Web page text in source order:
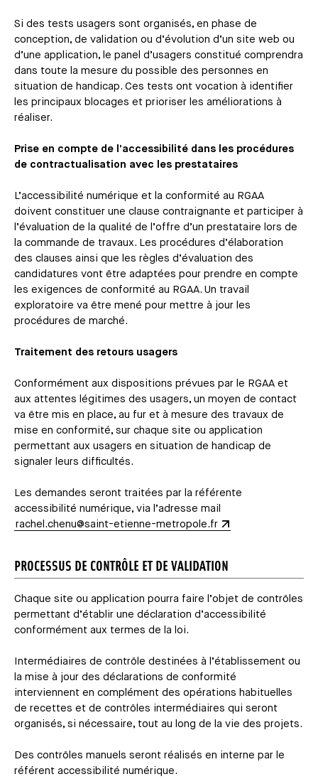
Si des tests usagers sont organisés, en phase de
conception, de validation ou d’évolution d’un site web ou
d’une application, le panel d’usagers constitué comprendra
dans toute la mesure du possible des personnes en
situation de handicap. Ces tests ont vocation à identifier
les principaux blocages et prioriser les améliorations à
réaliser.
Prise en compte de l’accessibilité dans les procédures
de contractualisation avec les prestataires
L’accessibilité numérique et la conformité au RGAA
doivent constituer une clause contraignante et participer à
l’évaluation de la qualité de l’offre d’un prestataire lors de
la commande de travaux. Les procédures d’élaboration
des clauses ainsi que les règles d’évaluation des
candidatures vont être adaptées pour prendre en compte
les exigences de conformité au RGAA. Un travail
exploratoire va être mené pour mettre à jour les
procédures de marché.
Traitement des retours usagers
Conformément aux dispositions prévues par le RGAA et
aux attentes légitimes des usagers, un moyen de contact
va être mis en place, au fur et à mesure des travaux de
mise en conformité, sur chaque site ou application
permettant aux usagers en situation de handicap de
signaler leurs difficultés.
Les demandes seront traitées par la référente
accessibilité numérique, via l’adresse mail
rachel.chenu@saint-etienne-metropole.fr
PROCESSUS DE CONTRÔLE ET DE VALIDATION
Chaque site ou application pourra faire l’objet de contrôles
permettant d’établir une déclaration d’accessibilité
conformément aux termes de la loi.
Intermédiaires de contrôle destinées à l’établissement ou
la mise à jour des déclarations de conformité
interviennent en complément des opérations habituelles
de recettes et de contrôles intermédiaires qui seront
organisés, si nécessaire, tout au long de la vie des projets.
Des contrôles manuels seront réalisés en interne par le
référent accessibilité numérique.